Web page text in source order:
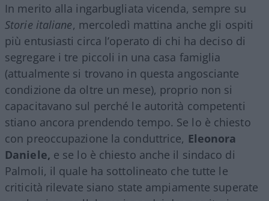
In merito alla ingarbugliata vicenda, sempre su
Storie italiane, mercoledì mattina anche gli ospiti
più entusiasti circa l’operato di chi ha deciso di
segregare i tre piccoli in una casa famiglia
(attualmente si trovano in questa angosciante
condizione da oltre un mese), proprio non si
capacitavano sul perché le autorità competenti
stiano ancora prendendo tempo. Se lo è chiesto
con preoccupazione la conduttrice, Eleonora
Daniele, e se lo è chiesto anche il sindaco di
Palmoli, il quale ha sottolineato che tutte le
criticità rilevate siano state ampiamente superate